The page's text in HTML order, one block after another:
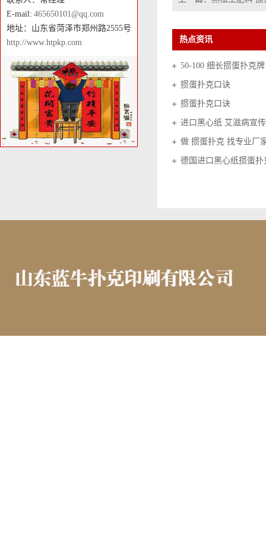
E-mail: 465650101@qq.com
地址：山东省菏泽市郑州路2555号
http://www.htpkp.com
热点资讯
50-100 细长掼蛋扑克牌
掼蛋扑克口诀
掼蛋扑克口诀
进口黑心纸 艾滋病宣
做 掼蛋扑克 找专业厂
德国进口黑心纸掼蛋扑